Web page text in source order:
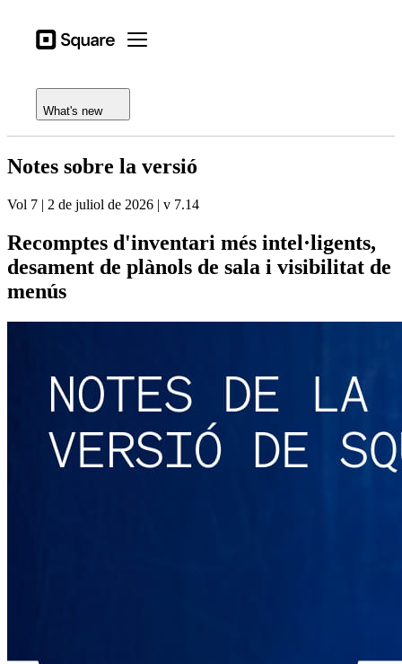
Square Open menu
Tipus d'activitat
Hardware
Preus
Recursos
Inicia la sessió
Centre d'ajuda
Proceso de pago
Tipus d'activitat
Hostaleria
Estètica i cura personal
Tots els tipus d'empreses
What's new
Notes de la versió
Notes sobre la versió
Vol 7 | 2 de juliol de 2026 | v 7.14
Recomptes d'inventari més intel·ligents,
desament de plànols de sala i visibilitat de
menús